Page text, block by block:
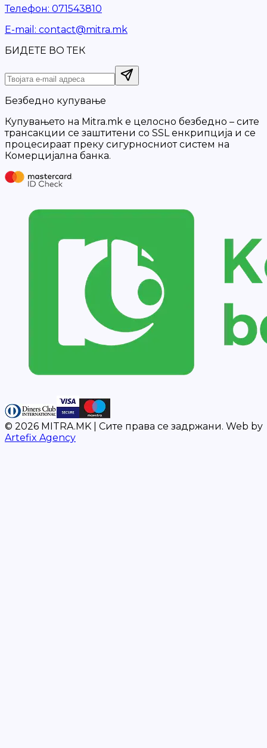
Телефон: 071543810
Е-mail : contact@mitra.mk
БИДЕТЕ ВО ТЕК
Безбедно купување
Купувањето на Mitra.mk е целосно безбедно – сите
трансакции се заштитени со SSL енкрипција и се
процесираат преку сигурносниот систем на
Комерцијална банка.
© 2026 MITRA.MK | Сите права се задржани. Web by
Artefix Agency